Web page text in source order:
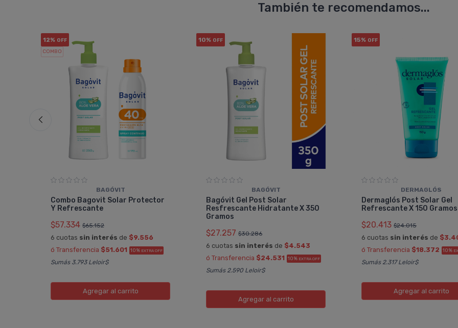
También te recomendamos...
12% OFF
COMBO
BAGÓVIT
Combo Bagovit Solar Protector
Y Refrescante
$57.334 $65.152
6 cuotas sin interés de $9.556
ó Transferencia $51.601 10% EXTRA OFF
Sumás 3.793 Leloir$
Agregaral carrito
10% OFF
BAGÓVIT
Bagóvit Gel Post Solar
Resfrescante Hidratante X 350
Gramos
$27.257 $30.286
6 cuotas sin interés de $4.543
ó Transferencia $24.531 10% EXTRA OFF
Sumás 2.590 Leloir$
Agregaral carrito
15% OFF
DERMAGLÓS
Dermaglós Post Solar Gel
Refrescante X 150 Gramos
$20.413 $24.015
6 cuotas sin interés de
ó Transferencia $18.372 10%
Sumás 2.317 Leloir$
Agregaral carrito